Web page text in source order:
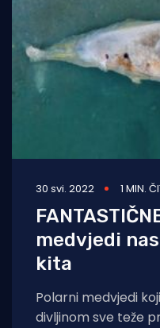
30 svi. 2022 1 MIN.
medvjedi
kita
Polarni medvjedi
divljinom sve teže